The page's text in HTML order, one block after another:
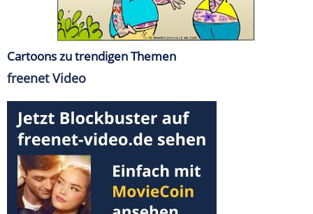
Cartoons zu trendigen Themen
freenet Video